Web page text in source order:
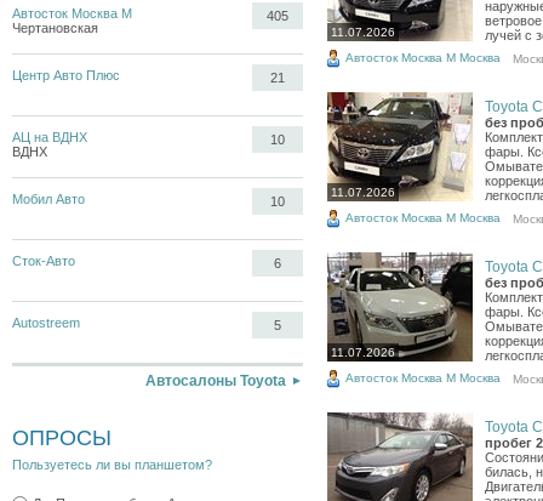
Автосток Москва М
Чертановская
405
Центр Авто Плюс 21
АЦ на ВДНХ
ВДНХ
10
Мобил Авто 10
Сток-Авто 6
Autostreem 5
Автосалоны Toyota
ОПРОСЫ
Пользуетесь ли вы планшетом?
11.07.2026
лучей с
Автосток Москва М Москва
11.07.2026
Toyota
без
фары.
Автосток Москва М Москва
11.07.2026
Toyota
без
фары.
Автосток Москва М Москва
Toyota
пробег
билась,